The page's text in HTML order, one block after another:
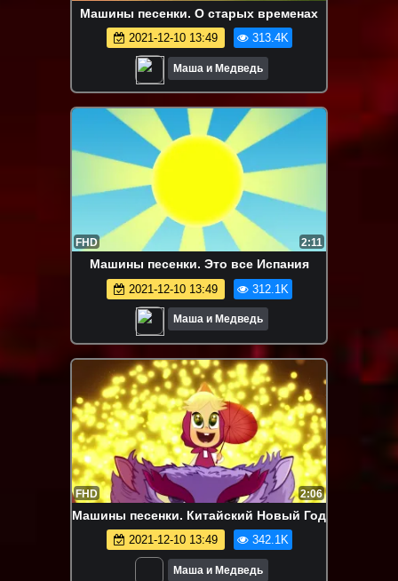
Машины песенки. О старых временах
2021-12-10 13:49 313.4K
Маша и Медведь
FHD 2:11
Машины песенки. Это все Испания
2021-12-10 13:49 312.1K
Маша и Медведь
FHD 2:06
Машины песенки. Китайский Новый Год
2021-12-10 13:49 342.1K
Маша и Медведь